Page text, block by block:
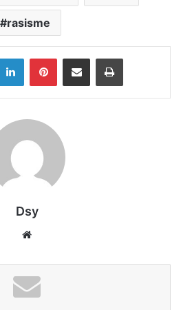
rasisme
LinkedInPinterestShare via Email Print
Dsy